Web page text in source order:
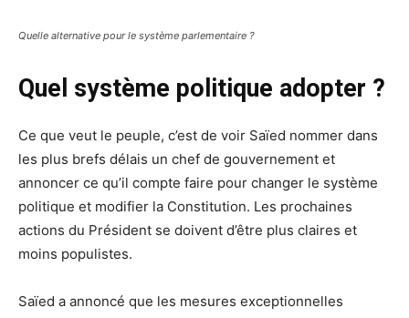
Quelle alternative pour le système parlementaire ?
Quel système politique adopter ?
Ce que veut le peuple, c’est de voir Saïed nommer dans
les plus brefs délais un chef de gouvernement et
annoncer ce qu’il compte faire pour changer le système
politique et modifier la Constitution. Les prochaines
actions du Président se doivent d’être plus claires et
moins populistes.
Saïed a annoncé que les mesures exceptionnelles